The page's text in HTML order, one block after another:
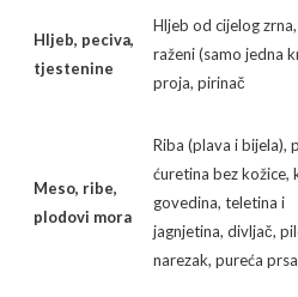
Hljeb, peciva,
tjestenine
Hljeb od cijelog
raženi (samo jedna
proja, pirinač
Meso, ribe,
plodovi mora
Riba (plava i bijela),
ćuretina bez kožice,
govedina, teletina i
jagnjetina, divljač,
narezak, pureća prsa